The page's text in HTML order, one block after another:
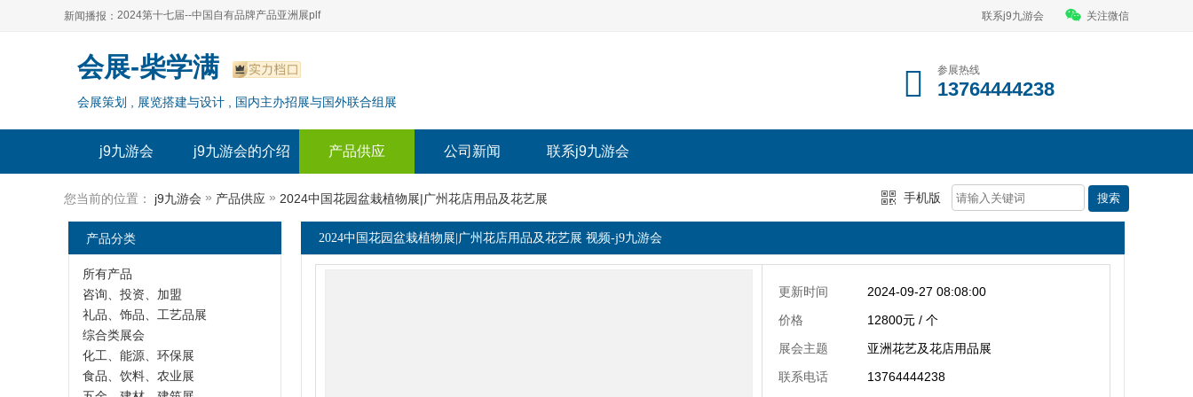
新闻播报：
2024上海自有品牌展--百货展|食品展 零售展|oem展
2024全球自有--品牌产品亚洲展（plf）
2024上海自有品牌展--2024上海oem 贴牌代加工展
2024第十七届--中国自有品牌产品亚洲展plf
2024全球自有--品牌产品亚洲展（plf）
2024年上海--第17届自有品牌展
联系j9九游会 关注微信
会展-柴学满
会展策划 , 展览搭建与设计 , 国内主办招展与国外联合组展
参展热线
13764444238
j9九游会 j9九游会的介绍 产品供应 公司新闻 联系j9九游会
您当前的位置： j9九游会 » 产品供应 » 2024中国花园盆栽植物展|广州花店用品及花艺展 手机版
2024中国花园盆栽植物展|广州花店用品及花艺展 视频-j9九游会
更新时间
2024-09-27 08:08:00
价格
12800元 / 个
展会主题
亚洲花艺及花店用品展
联系电话
13764444238
产品分类
所有产品
咨询、投资、加盟
礼品、饰品、工艺品展
综合类展会
化工、能源、环保展
食品、饮料、农业展